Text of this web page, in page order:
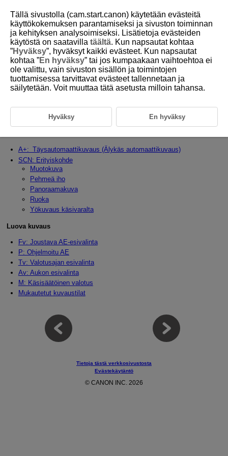
D388-041
Stillkuvien kuvaustila
Tässä luvussa kuvaillaan stillkuvien kuvaaminen.
Kuvaustilan asettaminen
A+: Täysautomaattikuvaus (Älykäs automaattikuvaus)
SCN: Erityiskohde
Muotokuva
Pehmeä iho
Panoraamakuva
Ruoka
Yökuvaus käsivaralta
Luova kuvaus
Fv: Joustava AE-esivalinta
P: Ohjelmoitu AE
Tv: Valotusajan esivalinta
Av: Aukon esivalinta
M: Käsisäätöinen valotus
Mukautetut kuvaustilat
Tietoja tästä verkkosivustosta
Evästekäytäntö
© CANON INC. 2026
Tällä sivustolla (cam.start.canon) käytetään evästeitä
käyttökokemuksen parantamiseksi ja sivuston toiminnan
ja kehityksen analysoimiseksi. Lisätietoja evästeiden
käytöstä on saatavilla täältä. Kun napsautat kohtaa
”Hyväksy”, hyväksyt kaikki evästeet. Kun napsautat
kohtaa ”En hyväksy” tai jos kumpaakaan vaihtoehtoa ei
ole valittu, vain sivuston sisällön ja toimintojen
tuottamisessa tarvittavat evästeet tallennetaan ja
säilytetään. Voit muuttaa tätä asetusta milloin tahansa.
Hyväksy En hyväksy